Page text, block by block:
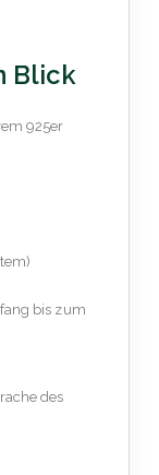
Blick
925er
bis zum
des